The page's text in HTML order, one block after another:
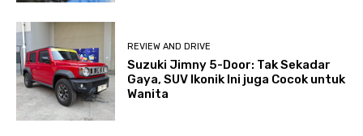
REVIEW AND DRIVE
Suzuki Jimny 5-Door: Tak Sekadar
Gaya, SUV Ikonik Ini juga Cocok untuk
Wanita